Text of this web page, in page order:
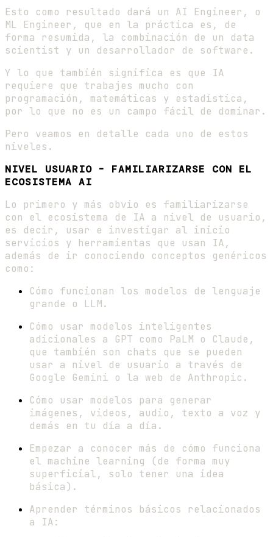
Esto como resultado dará un AI Engineer, o
ML Engineer, que en la práctica es, de
forma resumida, la combinación de un data
scientist y un desarrollador de software.
Y lo que también significa es que IA
requiere que trabajes mucho con
programación, matemáticas y estadística,
por lo que no es un campo fácil de dominar.
Pero veamos en detalle cada uno de estos
niveles.
NIVEL USUARIO - FAMILIARIZARSE CON EL
ECOSISTEMA AI
Lo primero y más obvio es familiarizarse
con el ecosistema de IA a nivel de usuario,
es decir, usar e investigar al inicio
servicios y herramientas que usan IA,
además de ir conociendo conceptos genéricos
como:
Cómo funcionan los modelos de lenguaje
grande o LLM.
Cómo usar modelos inteligentes
adicionales a GPT como PaLM o Claude,
que también son chats que se pueden
usar a nivel de usuario a través de
Google Gemini o la web de Anthropic.
Cómo usar modelos para generar
imágenes, videos, audio, texto a voz y
demás en tu día a día.
Empezar a conocer más de cómo funciona
el machine learning (de forma muy
superficial, solo tener una idea
básica).
Aprender términos básicos relacionados
a IA: